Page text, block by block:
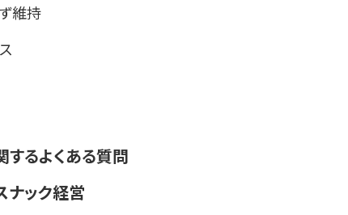
維持
するよくある質問
ナック経営